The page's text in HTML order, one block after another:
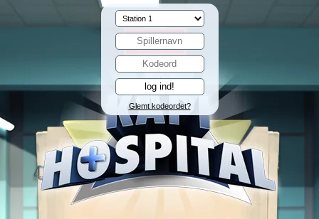
Glemt kodeordet?